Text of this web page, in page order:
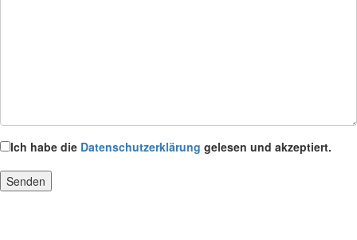
Ich habe die Datenschutzerklärung gelesen und akzeptiert.